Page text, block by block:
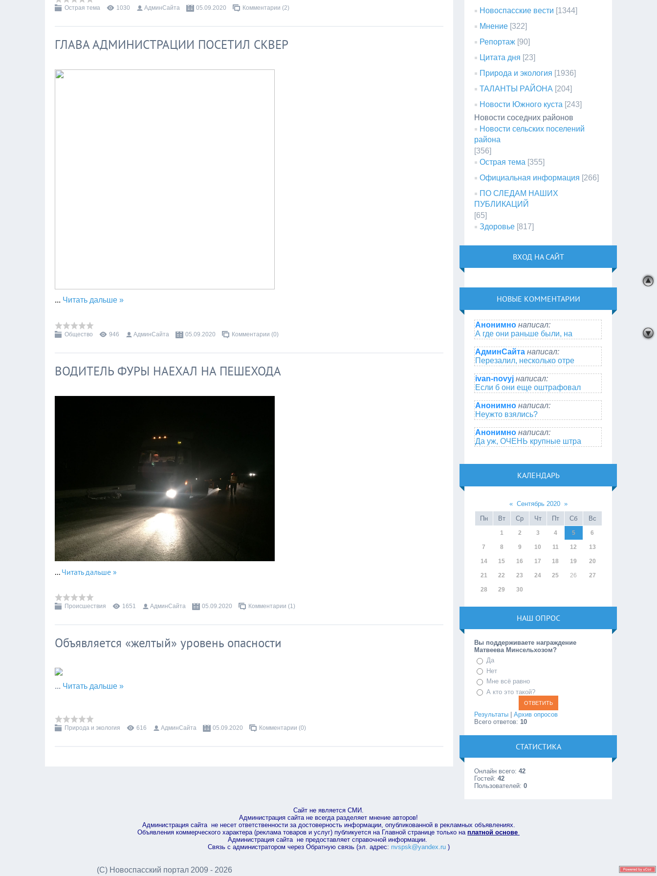
Острая тема 1030 АдминСайта 05.09.2020 Комментарии (2)
ГЛАВА АДМИНИСТРАЦИИ ПОСЕТИЛ СКВЕР
... Читать дальше »
Общество 946 АдминСайта 05.09.2020 Комментарии (0)
ВОДИТЕЛЬ ФУРЫ НАЕХАЛ НА ПЕШЕХОДА
... Читать дальше »
Происшествия 1651 АдминСайта 05.09.2020 Комментарии (1)
Объявляется «желтый» уровень опасности
... Читать дальше »
Природа и экология 616 АдминСайта 05.09.2020 Комментарии (0)
Новоспасские вести [1344]
Мнение [322]
Репортаж [90]
Цитата дня [23]
Природа и экология [1936]
ТАЛАНТЫ РАЙОНА [204]
Новости Южного куста [243]
Новости соседних районов
Новости сельских поселений
района
[356]
Острая тема [355]
Официальная информация [266]
ПО СЛЕДАМ НАШИХ
ПУБЛИКАЦИЙ
[65]
Здоровье [817]
ВХОД НА САЙТ
НОВЫЕ КОММЕНТАРИИ
Анонимно написал:
А где они раньше были, на
АдминСайта написал:
Перезалил, несколько отре
ivan-novyj написал:
Если б они еще оштрафовал
Анонимно написал:
Неужто взялись?
Анонимно написал:
Да уж, ОЧЕНЬ крупные штра
КАЛЕНДАРЬ
« Сентябрь 2020 »
Пн
Вт Ср Чт Пт Сб Вс
1 2 3 4 5 6
7 8 9 10 11 12 13
14 15 16 17 18 19 20
21 22 23 24 25 26 27
28 29 30
НАШ ОПРОС
Вы поддерживаете награждение
Матвеева Минсельхозом?
Да
Нет
Мне всё равно
А кто это такой?
Результаты |Архив опросов
Всего ответов:10
СТАТИСТИКА
Онлайн всего:42
Гостей:42
Пользователей:0
Сайт не является СМИ.
Администрация сайта не всегда разделяет мнение авторов!
Администрация сайта не несет ответственности за достоверность информации, опубликованной в рекламных объявлениях.
Объявления коммерческого характера (реклама товаров и услуг) публикуется на Главной странице только на платной основе
Администрация сайта не предоставляет справочной информации.
Связь с администратором через Обратную связь (эл. адрес: nvspsk@yandex.ru)
(С) Новоспасский портал 2009 - 2026